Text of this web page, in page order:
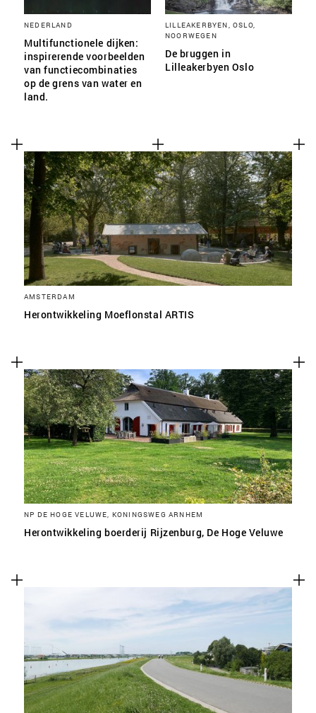
NEDERLAND
Multifunctionele dijken:
inspirerende voorbeelden
van functiecombinaties
op de grens van water en
land.
LILLEAKERBYEN, OSLO,
NOORWEGEN
De bruggen in
Lilleakerbyen Oslo
AMSTERDAM
Herontwikkeling Moeflonstal ARTIS
NP DE HOGE VELUWE, KONINGSWEG ARNHEM
Herontwikkeling boerderij Rijzenburg, De Hoge Veluwe